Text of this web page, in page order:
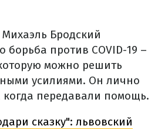
Бродский
борьба против COVID-19 –
можно решить
усилиями. Он лично
когда передавали помощь.
сказку": львовский